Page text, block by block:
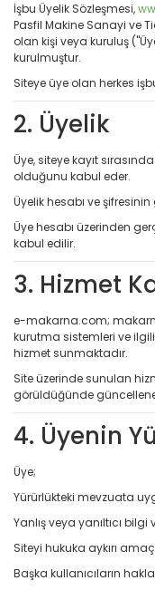
İşbu Üyelik Sözleşmesi,
Pasfil Makine Sanayi ve
olan kişi veya kuruluş
kurulmuştur.
Siteye üye olan herkes
2. Üyelik
Üye, siteye kayıt
olduğunu kabul eder.
Üyelik hesabı ve
Üye hesabı üzerinden
kabul edilir.
3. Hizmet
e-makarna.com;
kurutma sistemleri ve ilgili
hizmet sunmaktadır.
Site üzerinde sunulan
görüldüğünde
4. Üyenin
Üye;
Yürürlükteki mevzuata
Yanlış veya yanıltıcı
Siteyi hukuka aykırı
Başka kullanıcıların